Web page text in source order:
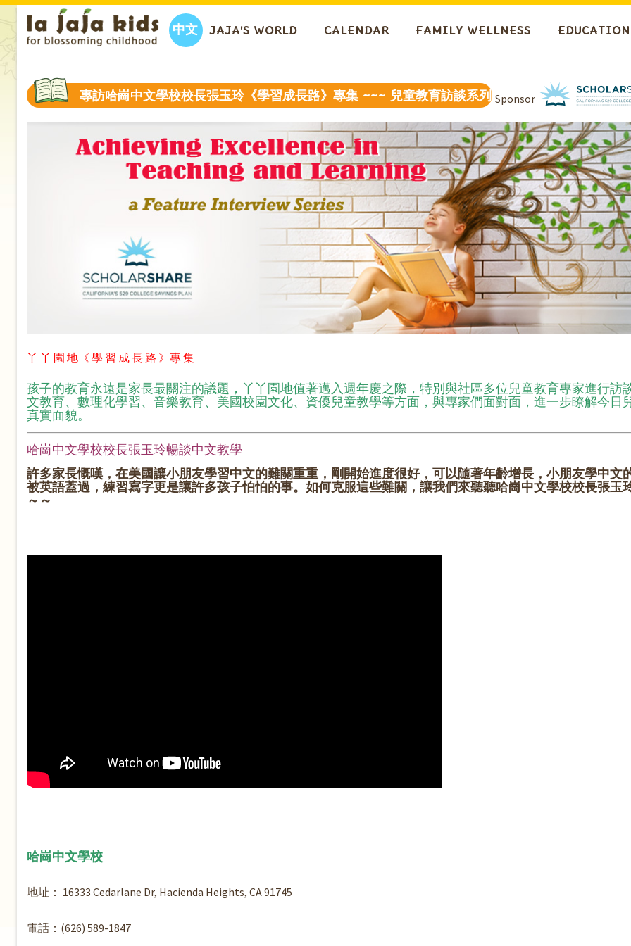
中文 JAJA’S WORLD CALENDAR FAMILY WELLNESS EDUCATION
專訪哈崗中文學校校長張玉玲《學習成長路》專集 ~~~ 兒童教育訪談系列 Sponsor
丫 丫 園 地《 學 習 成 長 路 》專 集
孩子的教育永遠是家長最關注的議題，丫丫園地值著邁入週年慶之際，特別與社區多位兒童教育專家進行訪
文教育、數理化學習、音樂教育、美國校園文化、資優兒童教學等方面，與專家們面對面，進一步瞭解今日
真實面貌。
哈崗中文學校校長張玉玲暢談中文教學
許多家長慨嘆，在美國讓小朋友學習中文的難關重重，剛開始進度很好，可以隨著年齡增長，小朋友學中文
被英語蓋過，練習寫字更是讓許多孩子怕怕的事。如何克服這些難關，讓我們來聽聽哈崗中文學校校長張玉
～～
哈崗中文學校
地址： 16333 Cedarlane Dr, Hacienda Heights, CA 91745
電話：(626) 589-1847